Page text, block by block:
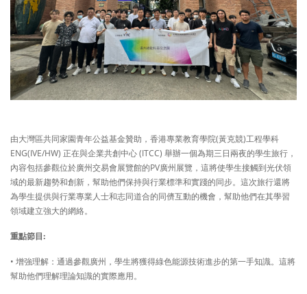
由大灣區共同家園青年公益基金贊助，香港專業教育學院(黃克競)工程學科
ENG(IVE/HW) 正在與企業共創中心 (ITCC) 舉辦一個為期三日兩夜的學生旅行，
內容包括參觀位於廣州交易會展覽館的PV廣州展覽，這將使學生接觸到光伏領
域的最新趨勢和創新，幫助他們保持與行業標準和實踐的同步。這次旅行還將
為學生提供與行業專業人士和志同道合的同儕互動的機會，幫助他們在其學習
領域建立強大的網絡。
重點節目:
• 增強理解：通過參觀廣州，學生將獲得綠色能源技術進步的第一手知識。這將
幫助他們理解理論知識的實際應用。